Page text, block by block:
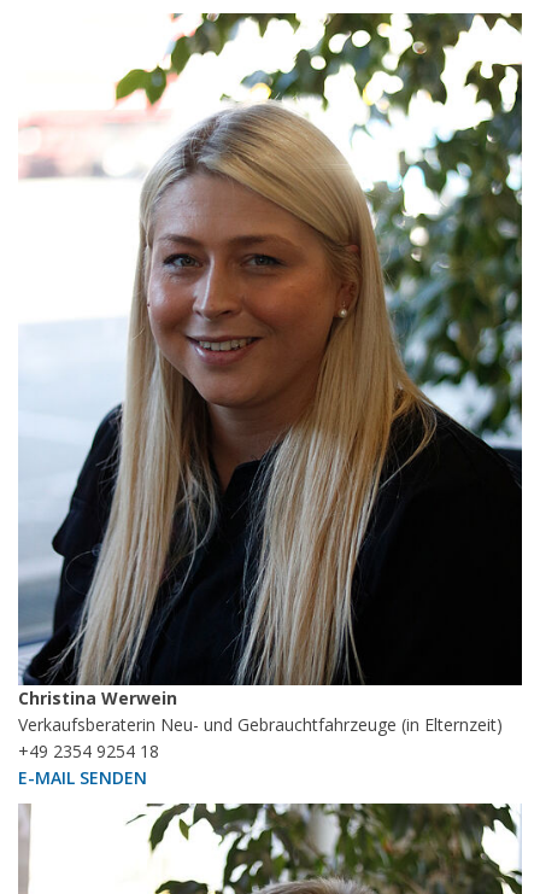
Christina Werwein
Verkaufsberaterin Neu- und Gebrauchtfahrzeuge (in Elternzeit)
+49 2354 9254 18
E-MAIL SENDEN